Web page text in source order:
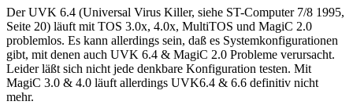
Der UVK 6.4 (Universal Virus Killer, siehe ST-Computer 7/8 1995,
Seite 20) läuft mit TOS 3.0x, 4.0x, MultiTOS und MagiC 2.0
problemlos. Es kann allerdings sein, daß es Systemkonfigurationen
gibt, mit denen auch UVK 6.4 & MagiC 2.0 Probleme verursacht.
Leider läßt sich nicht jede denkbare Konfiguration testen. Mit
MagiC 3.0 & 4.0 läuft allerdings UVK6.4 & 6.6 definitiv nicht
mehr.